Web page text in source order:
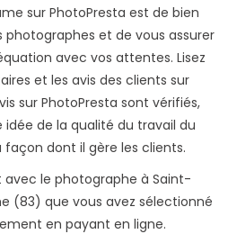
sur PhotoPresta est de bien
photographes et de vous assurer
avec vos attentes. Lisez
et les avis des clients sur
sur PhotoPresta sont vérifiés,
de la qualité du travail du
dont il gère les clients.
avec le photographe à Saint-
(83) que vous avez sélectionné
en payant en ligne.